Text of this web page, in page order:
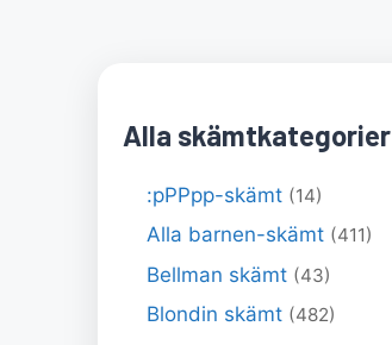
Alla skämtkategorier
:pPPpp-skämt (14)
Alla barnen-skämt (411)
Bellman skämt (43)
Blondin skämt (482)